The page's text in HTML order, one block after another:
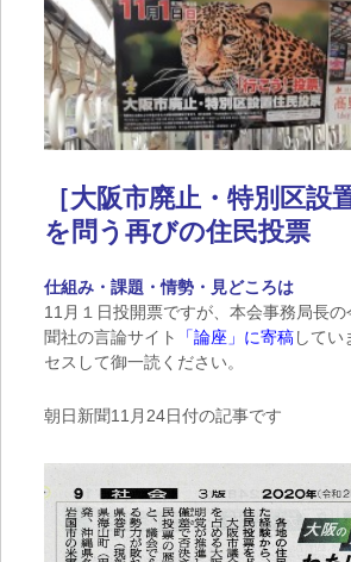
［大阪市廃止・特別区設
を問う再びの住民投票
仕組み・課題・情勢・見どころは
11月１日投開票ですが、本会事務局長
聞社の言論サイト
「論座」に寄稿してい
セスして御一読ください。
朝日新聞11月24日付の記事です